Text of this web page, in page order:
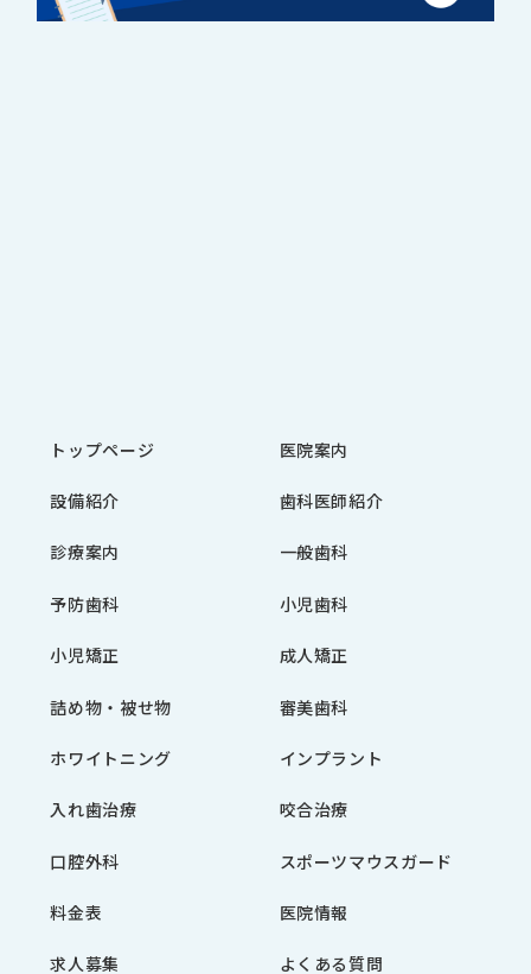
トップページ 医院案内
設備紹介 歯科医師紹介
診療案内 一般歯科
予防歯科 小児歯科
小児矯正 成人矯正
詰め物・被せ物 審美歯科
ホワイトニング インプラント
入れ歯治療 咬合治療
口腔外科 スポーツマウスガード
料金表 医院情報
求人募集 よくある質問